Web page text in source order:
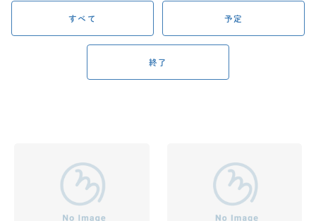
すべて 予定
終了